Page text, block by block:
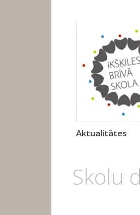
Skip
Aktualitātes
Skolu